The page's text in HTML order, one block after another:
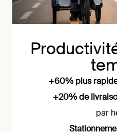
+60% plus
+20% de
par